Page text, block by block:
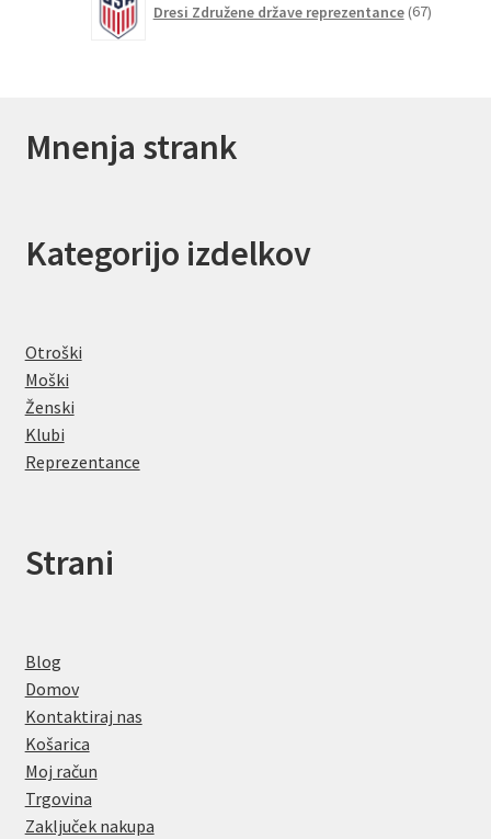
Dresi Združene države reprezentance 67izdelkov
Mnenja strank
Kategorijo izdelkov
Otroški
Moški
Ženski
Klubi
Reprezentance
Strani
Blog
Domov
Kontaktiraj nas
Košarica
Moj račun
Trgovina
Zaključek nakupa